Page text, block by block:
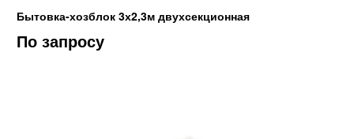
Бытовка-хозблок 3х2,3м двухсекционная
По запросу